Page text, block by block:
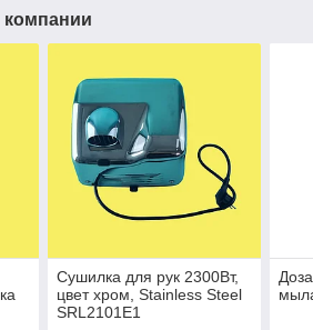
Сушилка для рук 2300Вт,
цвет хром, Stainless Steel
SRL2101E1